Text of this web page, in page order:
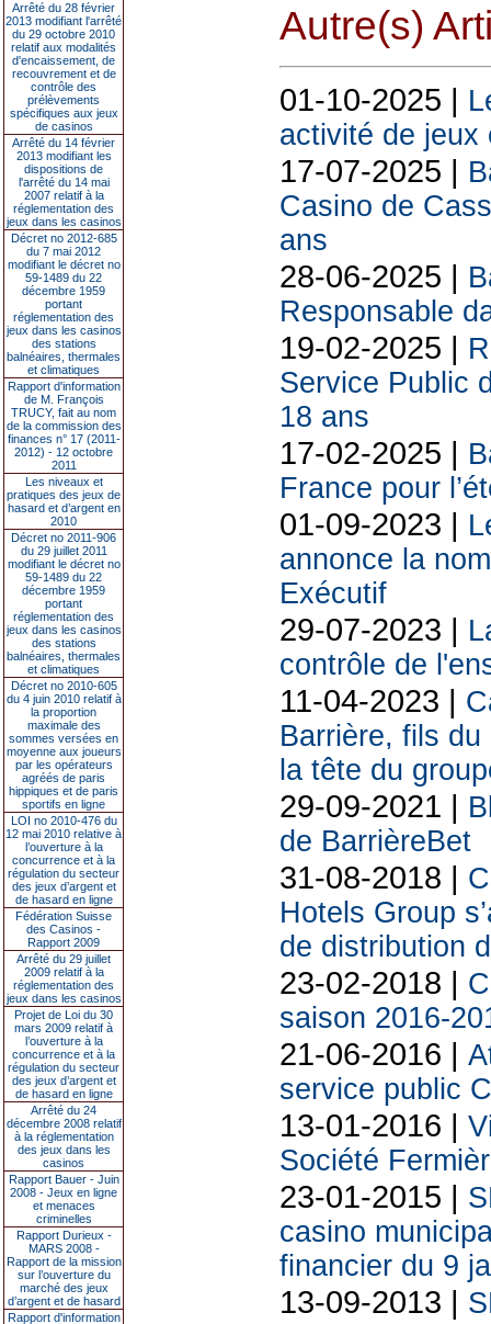
Arrêté du 28 février
2013 modifiant l'arrêté
du 29 octobre 2010
relatif aux modalités
d'encaissement, de
recouvrement et de
contrôle des
prélèvements
spécifiques aux jeux
de casinos
Arrêté du 14 février
2013 modifiant les
dispositions de
l'arrêté du 14 mai
2007 relatif à la
réglementation des
jeux dans les casinos
Décret no 2012-685
du 7 mai 2012
modifiant le décret no
59-1489 du 22
décembre 1959
portant
réglementation des
jeux dans les casinos
des stations
balnéaires, thermales
et climatiques
Rapport d'information
de M. François
TRUCY, fait au nom
de la commission des
finances n° 17 (2011-
2012) - 12 octobre
2011
Les niveaux et
pratiques des jeux de
hasard et d’argent en
2010
Décret no 2011-906
du 29 juillet 2011
modifiant le décret no
59-1489 du 22
décembre 1959
portant
réglementation des
jeux dans les casinos
des stations
balnéaires, thermales
et climatiques
Décret no 2010-605
du 4 juin 2010 relatif à
la proportion
maximale des
sommes versées en
moyenne aux joueurs
par les opérateurs
agréés de paris
hippiques et de paris
sportifs en ligne
LOI no 2010-476 du
12 mai 2010 relative à
l’ouverture à la
concurrence et à la
régulation du secteur
des jeux d’argent et
de hasard en ligne
Fédération Suisse
des Casinos -
Rapport 2009
Arrêté du 29 juillet
2009 relatif à la
réglementation des
jeux dans les casinos
Projet de Loi du 30
mars 2009 relatif à
l’ouverture à la
concurrence et à la
régulation du secteur
des jeux d’argent et
de hasard en ligne
Arrêté du 24
décembre 2008 relatif
à la réglementation
des jeux dans les
casinos
Rapport Bauer - Juin
2008 - Jeux en ligne
et menaces
criminelles
Rapport Durieux -
MARS 2008 -
Rapport de la mission
sur l’ouverture du
marché des jeux
d’argent et de hasard
Rapport d'information
Autre(s)
01-10-2025 |
activité de jeux
17-07-2025 |
Casino de
ans
28-06-2025 |
Responsable
19-02-2025 |
Service Public
18 ans
17-02-2025 |
France pour
01-09-2023 |
annonce la
Exécutif
29-07-2023 |
contrôle de
11-04-2023 |
Barrière, fils
la tête du
29-09-2021 |
de BarrièreBet
31-08-2018 |
Hotels Group
de distribution
23-02-2018 |
saison 2016-
21-06-2016 |
service public
13-01-2016 |
Société
23-01-2015 |
casino
financier du 9
13-09-2013 |